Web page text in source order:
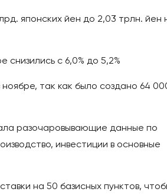
японских йен до 2,03 трлн. йен
с 6,0% до 5,2%
так как было создано 64
разочаровывающие данные по
инвестиции в основные
на 50 базисных пунктов,